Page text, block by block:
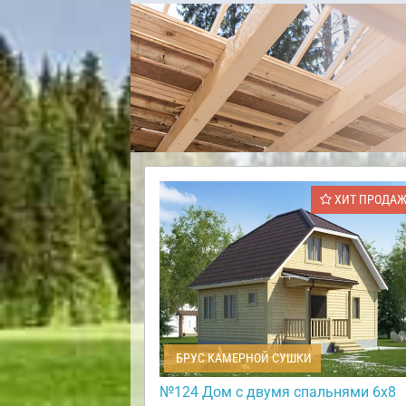
ХИТ ПРОДАЖ
БРУС КАМЕРНОЙ СУШКИ
№124 Дом с двумя спальнями 6х8